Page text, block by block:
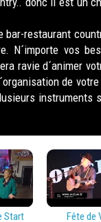
restaurant
N´importe vos
ravie d´animer
de
Start Fête de